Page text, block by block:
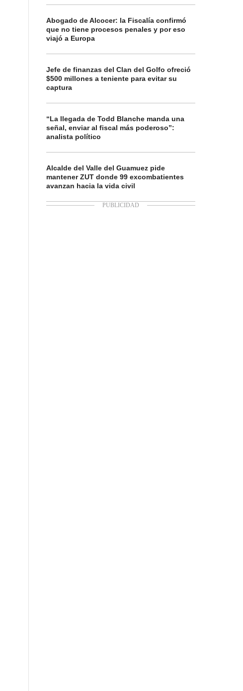
Abogado de Alcocer: la Fiscalía confirmó
que no tiene procesos penales y por eso
viajó a Europa
Jefe de finanzas del Clan del Golfo ofreció
$500 millones a teniente para evitar su
captura
“La llegada de Todd Blanche manda una
señal, enviar al fiscal más poderoso”:
analista político
Alcalde del Valle del Guamuez pide
mantener ZUT donde 99 excombatientes
avanzan hacia la vida civil